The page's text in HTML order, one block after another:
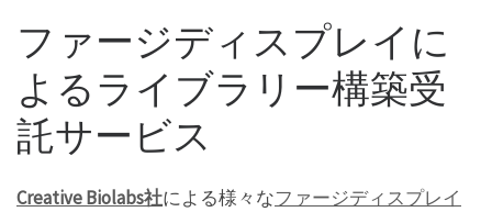
ファージディスプレイに
よるライブラリー構築受
託サービス
Creative Biolabs社による様々なファージディスプレイ